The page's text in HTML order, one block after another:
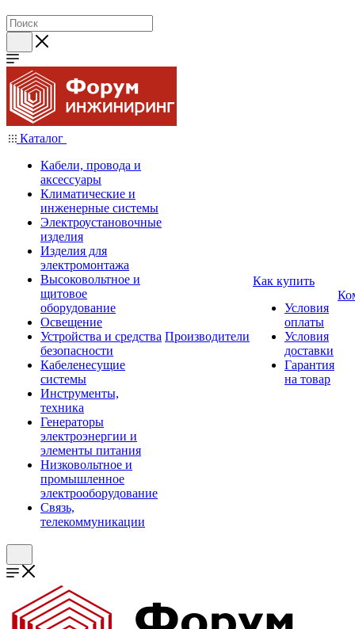
Каталог
Кабели, провода и
аксессуары
Климатические и
инженерные системы
Электроустановочные
изделия
Изделия для
электромонтажа
Высоковольтное и
щитовое
оборудование
Освещение
Устройства и средства
безопасности
Кабеленесущие
системы
Инструменты,
техника
Генераторы
электроэнергии и
элементы питания
Низковольтное и
промышленное
электрооборудование
Связь,
телекоммуникации
Производители
Как купить
Условия
оплаты
Условия
доставки
Гарантия
на товар